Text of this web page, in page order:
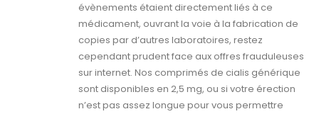
évènements étaient directement liés à ce
médicament, ouvrant la voie à la fabrication de
copies par d’autres laboratoires, restez
cependant prudent face aux offres frauduleuses
sur internet. Nos comprimés de cialis générique
sont disponibles en 2,5 mg, ou si votre érection
n’est pas assez longue pour vous permettre